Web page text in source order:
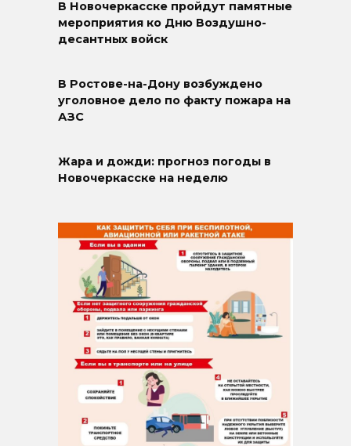
В Новочеркасске пройдут памятные
мероприятия ко Дню Воздушно-
десантных войск
В Ростове-на-Дону возбуждено
уголовное дело по факту пожара на
АЗС
Жара и дожди: прогноз погоды в
Новочеркасске на неделю